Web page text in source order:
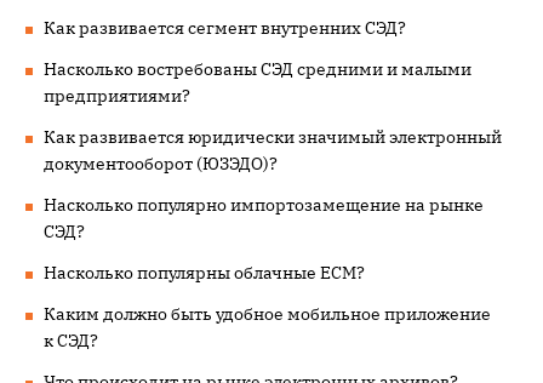
Как развивается сегмент внутренних СЭД?
Насколько востребованы СЭД средними и малыми
предприятиями?
Как развивается юридически значимый электронный
документооборот (ЮЗЭДО)?
Насколько популярно импортозамещение на рынке
СЭД?
Насколько популярны облачные ECM?
Каким должно быть удобное мобильное приложение
к СЭД?